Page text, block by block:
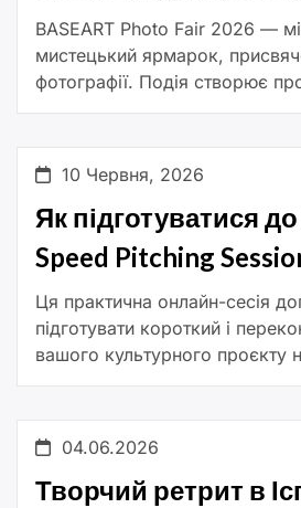
BASEART Photo Fair 2026 —
мистецький ярмарок,
фотографії. Подія створює
змістовної взаємодії між
фотографічним мистецтвом. На
традиційних […]
10 Червня, 2026
Як підготуватися
Speed Pitching
Ця практична онлайн-сесія
підготувати короткий і
вашого культурного проєкту
Cultural Speed Pitching Session
ознайомитеся з ключовими
ефективної […]
04.06.2026
Творчий ретрит в